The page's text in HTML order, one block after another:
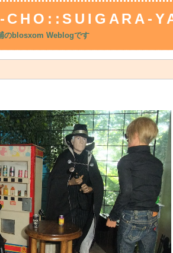
CHO::SUIGARA-
のblosxom Weblogです